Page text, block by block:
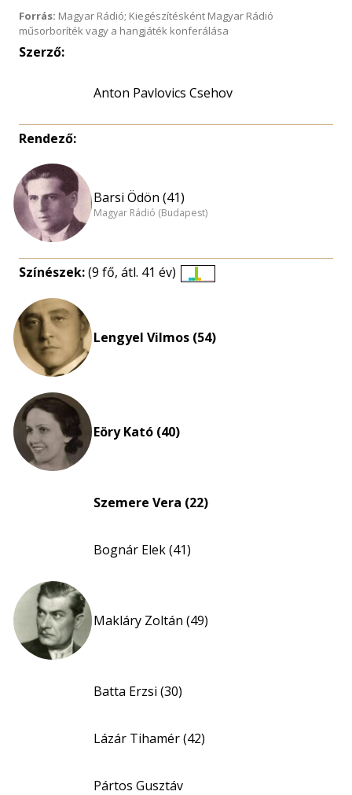
Forrás: Magyar Rádió; Kiegészítésként Magyar Rádió
műsorboríték vagy a hangjáték konferálása
Szerző:
Anton Pavlovics Csehov
Rendező:
Barsi Ödön (41)
Magyar Rádió (Budapest)
Színészek:(9 fő, átl. 41 év)
Lengyel Vilmos (54)
Eöry Kató (40)
Szemere Vera (22)
Bognár Elek (41)
Makláry Zoltán (49)
Batta Erzsi (30)
Lázár Tihamér (42)
Pártos Gusztáv